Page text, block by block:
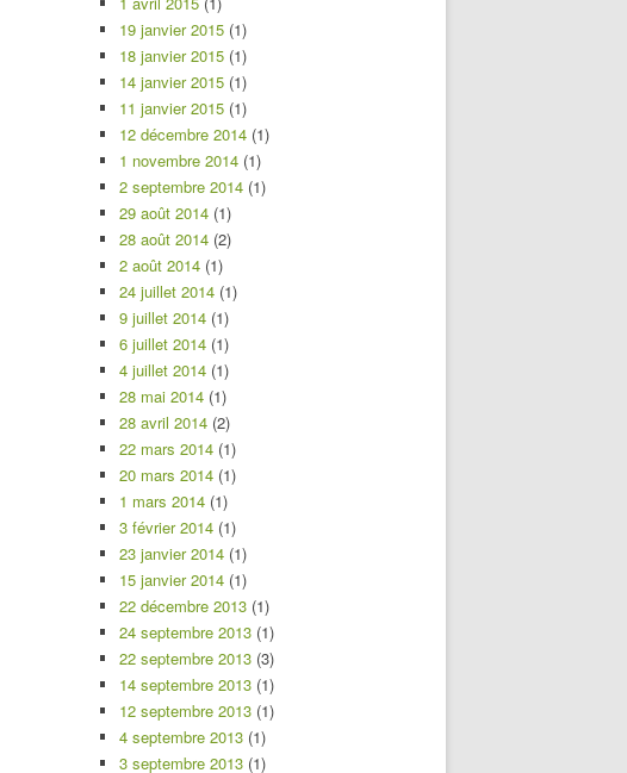
19 janvier 2015 (1)
18 janvier 2015 (1)
14 janvier 2015 (1)
11 janvier 2015 (1)
12 décembre 2014 (1)
1 novembre 2014 (1)
2 septembre 2014 (1)
29 août 2014 (1)
28 août 2014 (2)
2 août 2014 (1)
24 juillet 2014 (1)
9 juillet 2014 (1)
6 juillet 2014 (1)
4 juillet 2014 (1)
28 mai 2014 (1)
28 avril 2014 (2)
22 mars 2014 (1)
20 mars 2014 (1)
1 mars 2014 (1)
3 février 2014 (1)
23 janvier 2014 (1)
15 janvier 2014 (1)
22 décembre 2013 (1)
24 septembre 2013 (1)
22 septembre 2013 (3)
14 septembre 2013 (1)
12 septembre 2013 (1)
4 septembre 2013 (1)
3 septembre 2013 (1)